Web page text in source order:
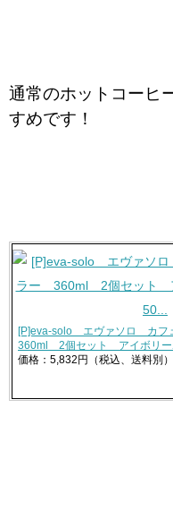
通常のホットコーヒ
すめです！
[P]eva-solo エヴァソロ カ
360ml 2個セット アイボリ
価格：5,832円（税込、送料別）